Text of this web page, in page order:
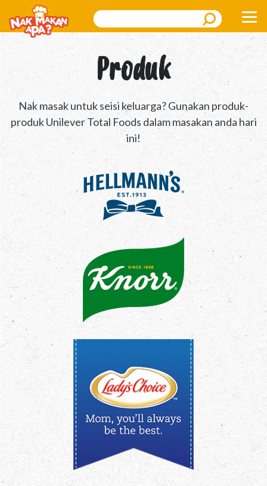
Search
Produk
Nak masak untuk seisi keluarga? Gunakan produk-
produk Unilever Total Foods dalam masakan anda hari
ini!